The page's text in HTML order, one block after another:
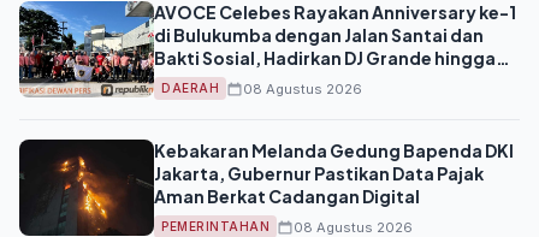
AVOCE Celebes Rayakan Anniversary ke-1
di Bulukumba dengan Jalan Santai dan
Bakti Sosial, Hadirkan DJ Grande hingga
Joo Wang
DAERAH 08 Agustus 2026
Kebakaran Melanda Gedung Bapenda DKI
Jakarta, Gubernur Pastikan Data Pajak
Aman Berkat Cadangan Digital
PEMERINTAHAN 08 Agustus 2026